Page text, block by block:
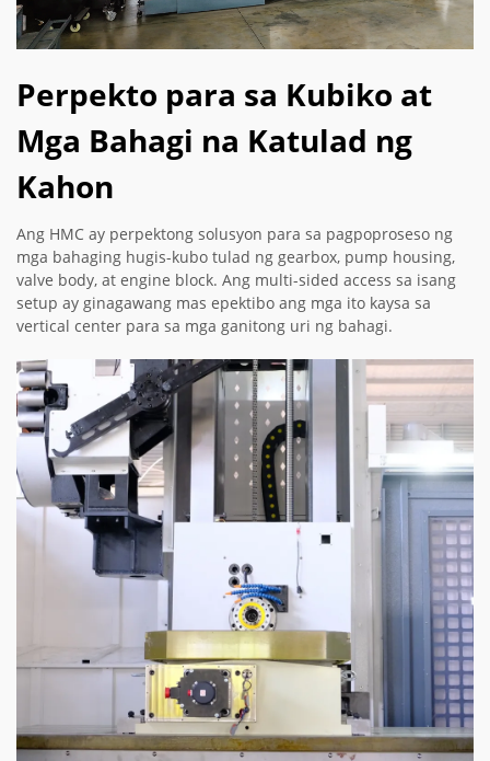
Perpekto para sa Kubiko at
Mga Bahagi na Katulad ng
Kahon
Ang HMC ay perpektong solusyon para sa pagpoproseso ng
mga bahaging hugis-kubo tulad ng gearbox, pump housing,
valve body, at engine block. Ang multi-sided access sa isang
setup ay ginagawang mas epektibo ang mga ito kaysa sa
vertical center para sa mga ganitong uri ng bahagi.